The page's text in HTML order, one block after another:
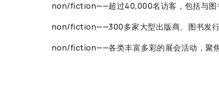
non/fiction——超过40,000名访客，包括与图
non/fiction——300多家大型出版商、图书发
non/fiction——各类丰富多彩的展会活动，聚